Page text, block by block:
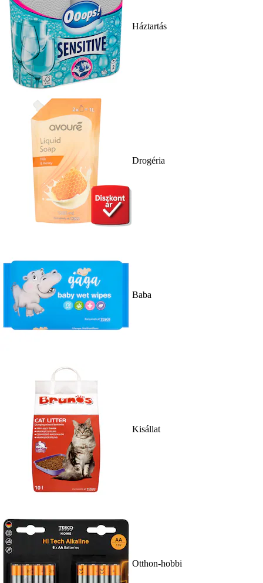
Háztartás
Drogéria
Baba
Kisállat
Otthon-hobbi